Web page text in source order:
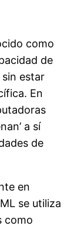
como
de
estar
En
a sí
de
en
se utiliza
como